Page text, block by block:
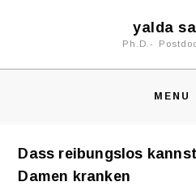
yalda
Ph.D.-
MENU
Dass reibungslos
Damen kranken